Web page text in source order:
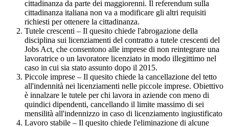
cittadinanza da parte dei maggiorenni. Il referendum sulla
cittadinanza italiana non va a modificare gli altri requisiti
richiesti per ottenere la cittadinanza.
Tutele crescenti – Il quesito chiede l'abrogazione della
disciplina sui licenziamenti del contratto a tutele crescenti del
Jobs Act, che consentono alle imprese di non reintegrare una
lavoratrice o un lavoratore licenziato in modo illegittimo nel
caso in cui sia stato assunto dopo il 2015.
Piccole imprese – Il quesito chiede la cancellazione del tetto
all'indennità nei licenziamenti nelle piccole imprese. Obiettivo
è innalzare le tutele per chi lavora in aziende con meno di
quindici dipendenti, cancellando il limite massimo di sei
mensilità all'indennizzo in caso di licenziamento ingiustificato
Lavoro stabile – Il quesito chiede l'eliminazione di alcune